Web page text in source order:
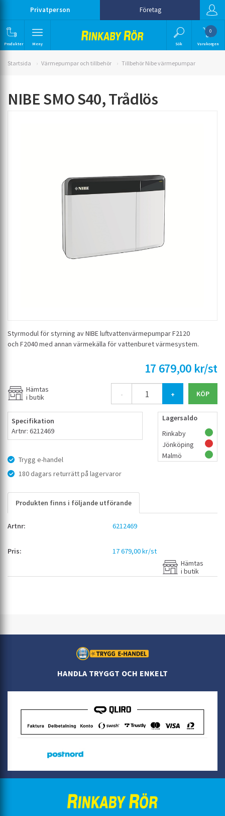
Privatperson Företag
Produkter Meny Sök
0
Varukorgen
Startsida Värmepumpar och tillbehör Tillbehör Nibe värmepumpar
NIBE SMO S40, Trådlös
Styrmodul för styrning av NIBE luftvattenvärmepumpar F2120
och F2040 med annan värmekälla för vattenburet värmesystem.
17 679,00 kr/st
- +
Hämtas
i butik
Specifikation
Artnr: 6212469
Trygg e-handel
180 dagars returrätt på lagervaror
Lagersaldo
Rinkaby
Jönköping
Malmö
Produkten finns i följande utförande
6212469
17 679,00 kr/st
Hämtas
i butik
HANDLA TRYGGT OCH ENKELT